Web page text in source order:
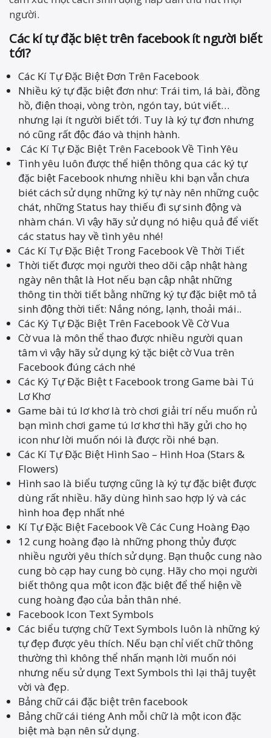
người.
Các kí tự đặc biệt trên facebook ít người biết
tới?
Các Kí Tự Đặc Biệt Đơn Trên Facebook
Nhiều ký tự đặc biệt đơn như: Trái tim, lá bài, đồng
hồ, điện thoại, vòng tròn, ngón tay, bút viết…
nhưng lại ít người biết tới. Tuy là ký tự đơn nhưng
nó cũng rất độc đáo và thịnh hành.
Các Kí Tự Đặc Biệt Trên Facebook Về Tình Yêu
Tình yêu luôn được thể hiện thông qua các ký tự
đặc biệt Facebook nhưng nhiều khi bạn vẫn chưa
biét cách sử dụng những ký tự này nên những cuộc
chát, những Status hay thiếu đi sự sinh động và
nhàm chán. Vì vậy hãy sử dụng nó hiệu quả để viết
các status hay về tình yêu nhé!
Các Kí Tự Đặc Biệt Trong Facebook Về Thời Tiết
Thời tiết được mọi người theo dõi cập nhật hàng
ngày nên thật là Hot nếu bạn cập nhật những
thông tin thời tiết bằng những ký tự đặc biệt mô tả
sinh động thời tiết: Nắng nóng, lạnh, thoải mái..
Các Ký Tự Đặc Biệt Trên Facebook Về Cờ Vua
Cờ vua là môn thể thao được nhiều người quan
tâm vì vậy hãy sử dụng ký tặc biệt cờ Vua trên
Facebook đúng cách nhé
Các Ký Tự Đặc Biệt t Facebook trong Game bài Tú
Lơ Khơ
Game bài tú lơ khơ là trò chơi giải trí nếu muốn rủ
bạn mình chơi game tú lơ khơ thì hãy gửi cho họ
icon như lời muốn nói là được rồi nhé bạn.
Các Kí Tự Đặc Biệt Hình Sao – Hình Hoa (Stars &
Flowers)
Hình sao là biểu tượng cũng là ký tự đặc biệt được
dùng rất nhiều. hãy dùng hình sao hợp lý và các
hình hoa đẹp nhất nhé
Kí Tự Đặc Biệt Facebook Về Các Cung Hoàng Đạo
12 cung hoàng đạo là những phong thủy được
nhiều người yêu thích sử dụng. Bạn thuộc cung nào
cung bò cạp hay cung bò cụng. Hãy cho mọi người
biết thông qua một icon đặc biệt để thể hiện về
cung hoàng đạo của bản thân nhé.
Facebook Icon Text Symbols
Các biểu tượng chữ Text Symbols luôn là những ký
tự đẹp được yêu thích. Nếu bạn chỉ viết chữ thông
thường thì không thể nhấn mạnh lời muốn nói
nhưng nếu sử dụng Text Symbols thì lại thâj tuyệt
vời và đẹp.
Bảng chữ cái đặc biệt trên facebook
Bảng chữ cái tiéng Anh mỗi chữ là một icon đặc
biệt mà bạn nên sử dụng.